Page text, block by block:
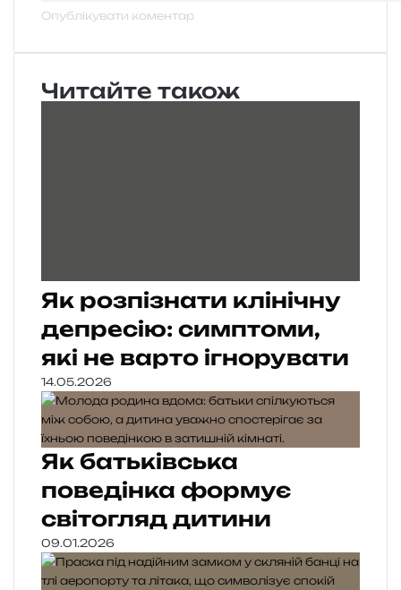
Читайте також
Як розпізнати клінічну
депресію: симптоми,
які не варто ігнорувати
14.05.2026
Як батьківська
поведінка формує
світогляд дитини
09.01.2026